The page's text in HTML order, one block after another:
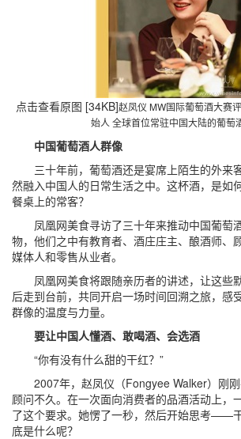
点击查看原图 [34KB]赵凤仪 MW国际葡萄酒大赛
始人 全球首位常驻中国大陆的葡萄
中国葡萄酒人群像
三十年前，葡萄酒还是宴席上陌生的外来
然融入中国人的日常生活之中。这杯酒，是如
餐桌上的常客？
凤凰网美食寻访了三十年来推动中国葡萄
物，他们之中有教育者、酒庄庄主、酿酒师、
媒体人和零售从业者。
凤凰网美食将跟随亲历者的讲述，让这些
后走到台前，共同开启一场时间回溯之旅，感
群像的温度与力量。
要让中国人懂酒、敢喝酒、会选酒
“你有没有什么甜的干红？”
2007年，赵凤仪（Fongyee Walker）刚刚
顾问不久。在一次面向消费者的品酒活动上，
了这个要求。她愣了一秒，然后开始思考——
底是什么呢？